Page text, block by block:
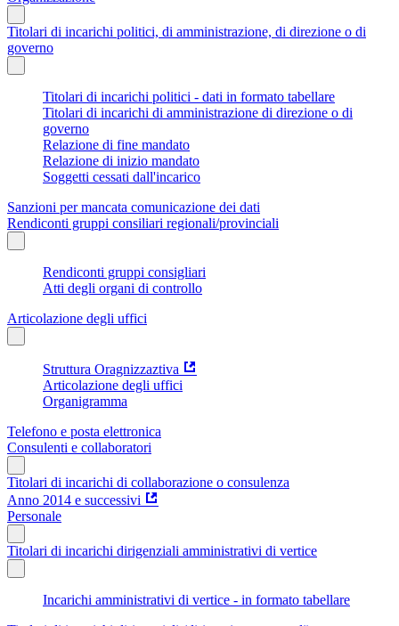
Titolari di incarichi politici, di amministrazione, di direzione o di
governo
Titolari di incarichi politici - dati in formato tabellare
Titolari di incarichi di amministrazione di direzione o di
governo
Relazione di fine mandato
Relazione di inizio mandato
Soggetti cessati dall'incarico
Sanzioni per mancata comunicazione dei dati
Rendiconti gruppi consiliari regionali/provinciali
Rendiconti gruppi consigliari
Atti degli organi di controllo
Articolazione degli uffici
Struttura Oragnizzaztiva
Articolazione degli uffici
Organigramma
Telefono e posta elettronica
Consulenti e collaboratori
Titolari di incarichi di collaborazione o consulenza
Anno 2014 e successivi
Personale
Titolari di incarichi dirigenziali amministrativi di vertice
Incarichi amministrativi di vertice - in formato tabellare